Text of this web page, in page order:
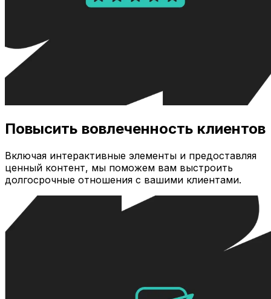
Повысить вовлеченность клиентов
Включая интерактивные элементы и предоставляя
ценный контент, мы поможем вам выстроить
долгосрочные отношения с вашими клиентами.